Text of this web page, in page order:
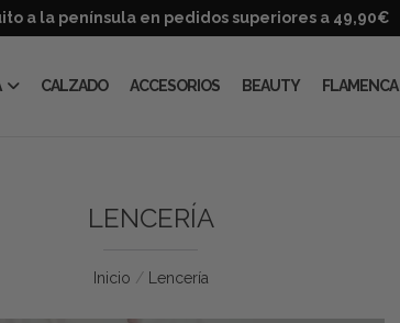
a la península en pedidos superiores a 49,90€
CALZADO ACCESORIOS BEAUTY FLAMENCA
LENCERÍA
Inicio Lencería